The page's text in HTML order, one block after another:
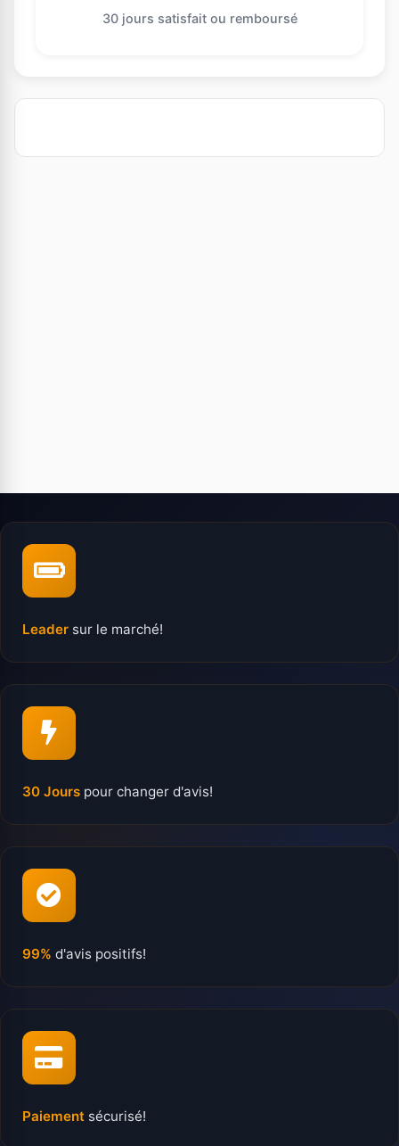
30 jours satisfait ou remboursé
Leader sur le marché!
30 Jours pour changer d'avis!
99% d'avis positifs!
Paiement sécurisé!